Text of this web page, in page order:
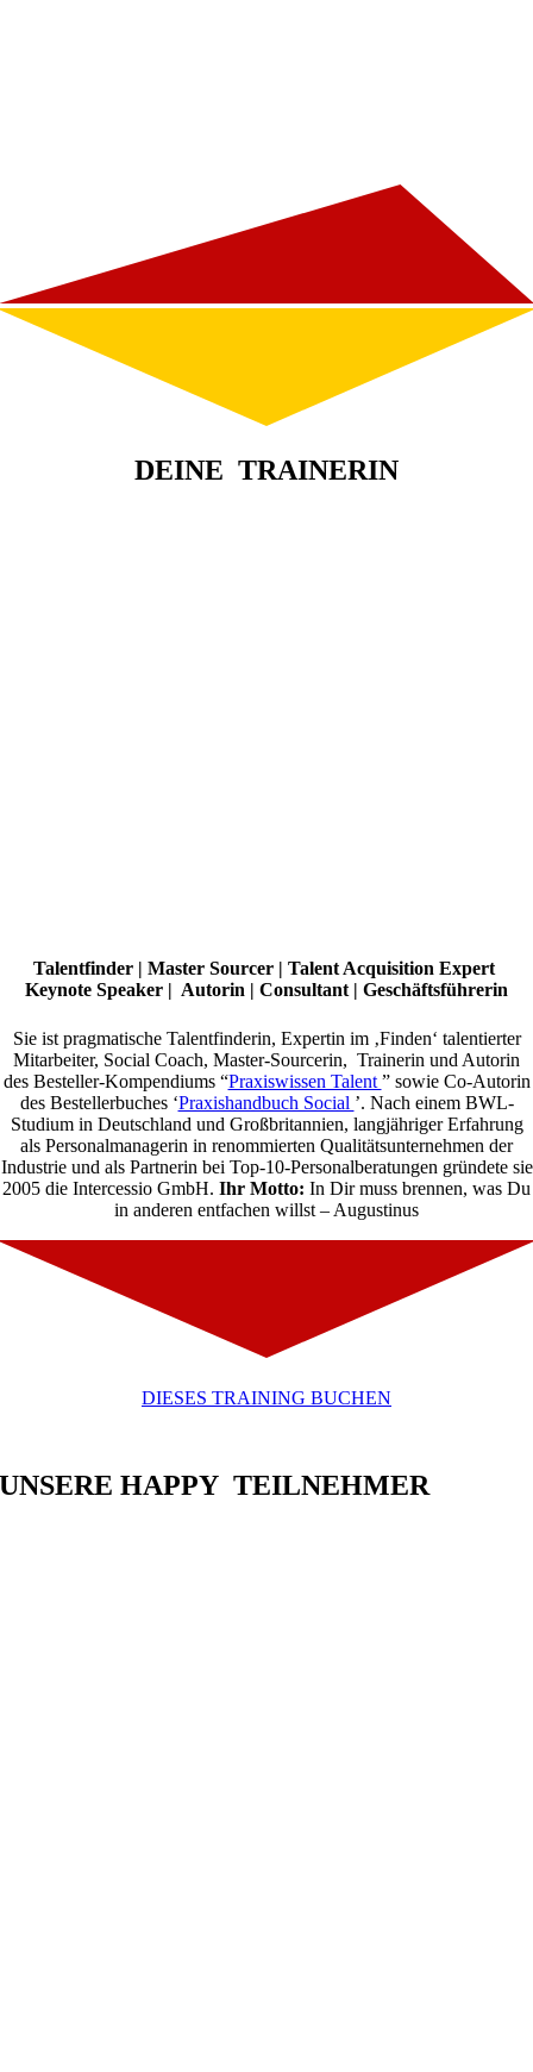
DEINE TRAINERIN
Talentfinder | Master Sourcer | Talent Acquisition Expert
Keynote Speaker | Autorin | Consultant | Geschäftsführerin
Sie ist pragmatische Talentfinderin, Expertin im ‚Finden‘ talentierter
Mitarbeiter, Social Coach, Master-Sourcerin, Trainerin und Autorin
des Besteller-Kompendiums “Praxiswissen Talent ” sowie Co-Autorin
des Bestellerbuches ‘Praxishandbuch Social ’. Nach einem BWL-
Studium in Deutschland und Großbritannien, langjähriger Erfahrung
als Personalmanagerin in renommierten Qualitätsunternehmen der
Industrie und als Partnerin bei Top-10-Personalberatungen gründete sie
2005 die Intercessio GmbH. Ihr Motto: In Dir muss brennen, was Du
in anderen entfachen willst – Augustinus
DIESES TRAINING BUCHEN
UNSERE HAPPY TEILNEHMER